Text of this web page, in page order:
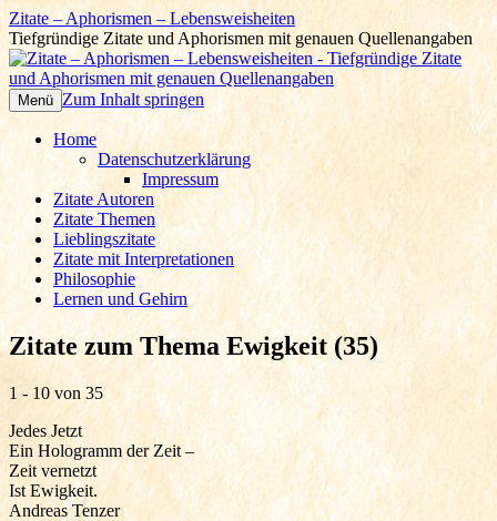
Zitate – Aphorismen – Lebensweisheiten
Tiefgründige Zitate und Aphorismen mit genauen Quellenangaben
Menü Zum Inhalt springen
Home
Datenschutzerklärung
Impressum
Zitate Autoren
Zitate Themen
Lieblingszitate
Zitate mit Interpretationen
Philosophie
Lernen und Gehirn
Zitate zum Thema Ewigkeit (35)
1 - 10 von 35
Jedes Jetzt
Ein Hologramm der Zeit –
Zeit vernetzt
Ist Ewigkeit.
Andreas Tenzer